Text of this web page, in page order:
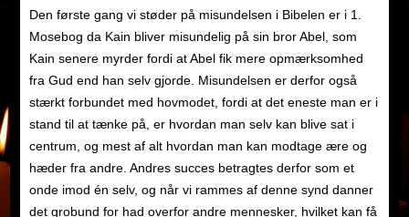
Den første gang vi støder på misundelsen i Bibelen er i 1.
Mosebog da Kain bliver misundelig på sin bror Abel, som
Kain senere myrder fordi at Abel fik mere opmærksomhed
fra Gud end han selv gjorde. Misundelsen er derfor også
stærkt forbundet med hovmodet, fordi at det eneste man er i
stand til at tænke på, er hvordan man selv kan blive sat i
centrum, og mest af alt hvordan man kan modtage ære og
hæder fra andre. Andres succes betragtes derfor som et
onde imod én selv, og når vi rammes af denne synd danner
det grobund for had overfor andre mennesker, hvilket kan få